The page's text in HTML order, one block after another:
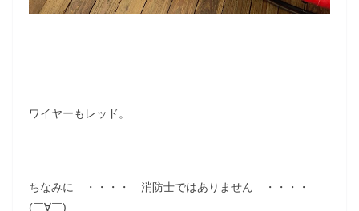
ワイヤーもレッド。
ちなみに ・・・・ 消防士ではありません ・・・・
(￣∀￣)